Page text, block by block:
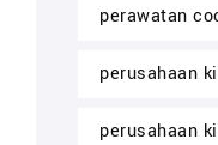
perawatan
perusahaan
perusahaan